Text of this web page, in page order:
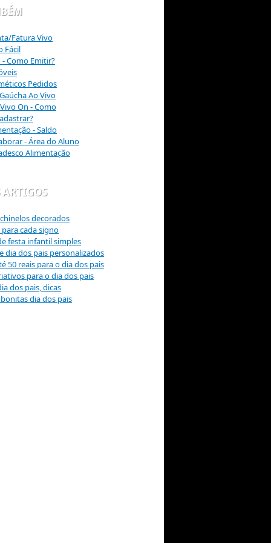
Fatura Vivo
Fácil
- Como Emitir?
Pedidos
Ao Vivo
On - Como
- Saldo
- Área do Aluno
Alimentação
decorados
para cada signo
festa infantil simples
dia dos pais personalizados
50 reais para o dia dos pais
para o dia dos pais
dos pais, dicas
dia dos pais